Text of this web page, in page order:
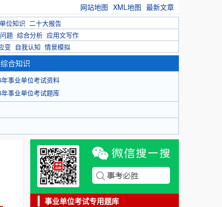
网站地图 XML地图 最新文章
位知识 二十大报告
题 综合分析 应用文写作
变 自我认知 情景模拟
合知识
年事业单位考试资料
年事业单位考试题库
事业单位考试专用题库